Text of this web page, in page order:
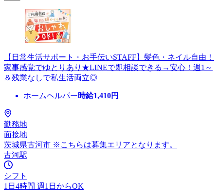
【日常生活サポート・お手伝いSTAFF】髪色・ネイル自由！
家事感覚でゆとりあり★LINEで即相談できる→安心！週1～
＆残業なしで私生活両立◎
ホームヘルパー時給1,410円
勤務地
面接地
茨城県古河市 ※こちらは募集エリアとなります。
古河駅
シフト
1日4時間 週1日からOK